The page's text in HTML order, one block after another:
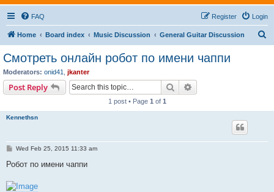
FAQ Login
Register
Home Board index Music Discussion General Guitar Discussion
Смотреть онлайн робот по имени чаппи
Moderators: onid41 jkanter
Post Reply Search
1 post • Page 1 of 1
Kennethsn
P
s
Wed Feb 25, 2015 11:33 am
Робот по имени чаппи